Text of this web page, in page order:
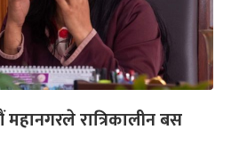
रात्रिकालीन बस